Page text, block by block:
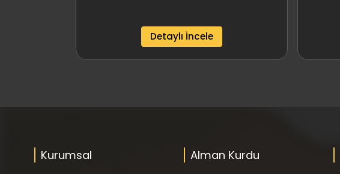
Detaylı İncele
Kurumsal Alman Kurdu